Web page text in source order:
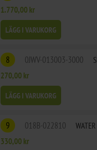
1.770,00 kr
LÄGG I VARUKORG
8 0JWV-013003-3000
270,00 kr
LÄGG I VARUKORG
9 018B-022810
330,00 kr